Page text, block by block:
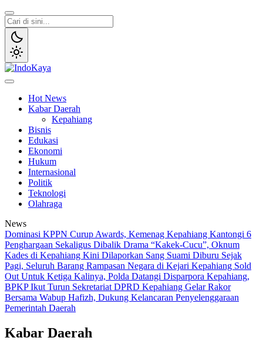
Lewati
ke
konten
Hot News
Kabar Daerah
Kepahiang
Bisnis
Edukasi
Ekonomi
Hukum
Internasional
Politik
Teknologi
Olahraga
News
Dominasi KPPN Curup Awards, Kemenag Kepahiang Kantongi 6
Penghargaan Sekaligus Dibalik Drama “Kakek-Cucu”, Oknum
Kades di Kepahiang Kini Dilaporkan Sang Suami Diburu Sejak
Pagi, Seluruh Barang Rampasan Negara di Kejari Kepahiang Sold
Out Untuk Ketiga Kalinya, Polda Datangi Disparpora Kepahiang,
BPKP Ikut Turun Sekretariat DPRD Kepahiang Gelar Rakor
Bersama Wabup Hafizh, Dukung Kelancaran Penyelenggaraan
Pemerintah Daerah
Kabar Daerah